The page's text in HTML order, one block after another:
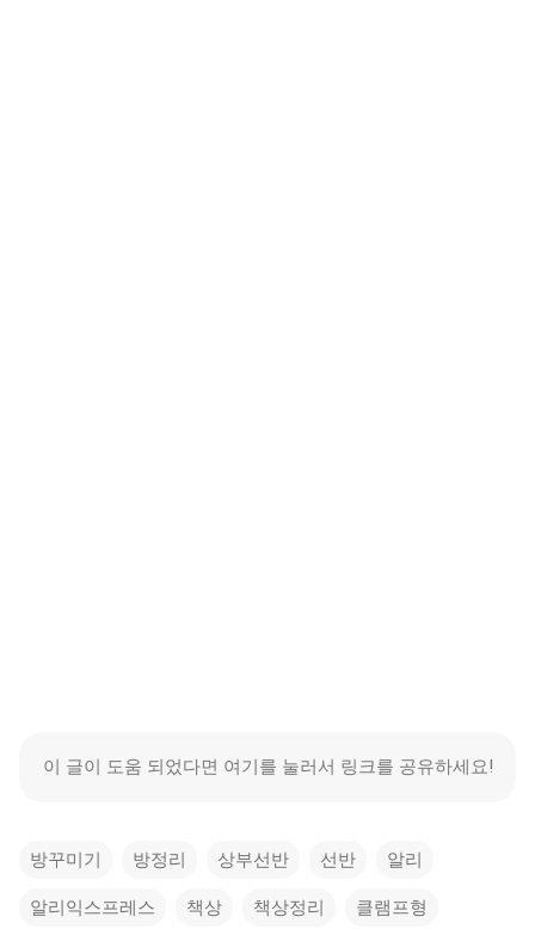
이 글이 도움 되었다면 여기를 눌러서 링크를 공유하세요!
방꾸미기 방정리 상부선반 선반 알리
알리익스프레스 책상 책상정리 클램프형